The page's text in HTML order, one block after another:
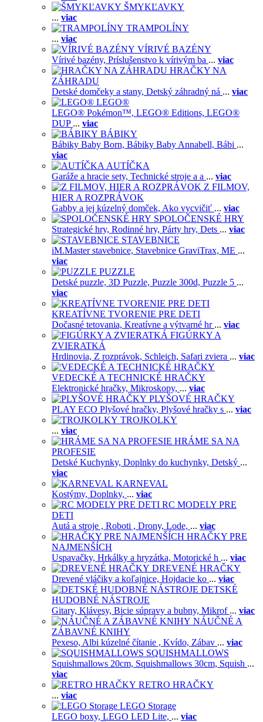
ŠMYKĽAVKY
... viac
TRAMPOLÍNY
... viac
VÍRIVÉ BAZÉNY
Vírivé bazény, Príslušenstvo k vírivým ba ... viac
HRAČKY NA
ZÁHRADU
Detské domčeky a stany, Detský záhradný ná ... viac
LEGO®
LEGO® Pokémon™, LEGO® Editions, LEGO®
DUP ... viac
BÁBIKY
Bábiky Baby Born, Bábiky Baby Annabell, Bábi ...
viac
AUTÍČKA
Garáže a hracie sety, Technické stroje a a ... viac
Z FILMOV,
HIER A ROZPRÁVOK
Gabby a jej kúzelný domček, Ako vycvičiť ... viac
SPOLOČENSKÉ HRY
Strategické hry, Rodinné hry, Párty hry, Dets ... viac
STAVEBNICE
iM.Master stavebnice, Stavebnice GraviTrax, ME ...
viac
PUZZLE
Detské puzzle, 3D Puzzle, Puzzle 300d, Puzzle 5 ...
viac
KREATÍVNE TVORENIE PRE DETI
Dočasné tetovania, Kreatívne a výtvarné hr ... viac
FIGÚRKY A
ZVIERATKÁ
Hrdinovia, Z rozprávok, Schleich, Safari zviera ... viac
VEDECKÉ A TECHNICKÉ HRAČKY
Elektronické hračky, Mikroskopy, ... viac
PLYŠOVÉ HRAČKY
PLAY ECO Plyšové hračky, Plyšové hračky s ... viac
TROJKOLKY
... viac
HRÁME SA NA
PROFESIE
Detské Kuchynky, Doplnky do kuchynky, Detský ...
viac
KARNEVAL
Kostýmy, Doplnky, ... viac
RC MODELY PRE
DETI
Autá a stroje , Roboti , Drony, Lode, ... viac
HRAČKY PRE
NAJMENŠÍCH
Uspavačky, Hrkálky a hryzátka, Motorické h ... viac
DREVENÉ HRAČKY
Drevené vláčiky a koľajnice, Hojdacie ko ... viac
DETSKÉ
HUDOBNÉ NÁSTROJE
Gitary, Klávesy, Bicie súpravy a bubny, Mikrof ... viac
NÁUČNÉ A
ZÁBAVNÉ KNIHY
Pexeso, Albi kúzelné čítanie , Kvído, Zábav ... viac
SQUISHMALLOWS
Squishmallows 20cm, Squishmallows 30cm, Squish ...
viac
RETRO HRAČKY
... viac
LEGO Storage
LEGO boxy, LEGO LED Lite, ... viac